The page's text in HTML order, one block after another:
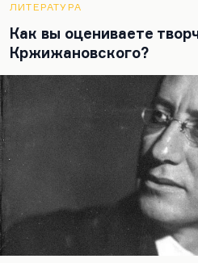
танцами в женских
богов». Голая вечеринка у
привет.
Но тогда это все имело не
ЛИТЕРАТУРА
Как вы оцениваете
Кржижановского?